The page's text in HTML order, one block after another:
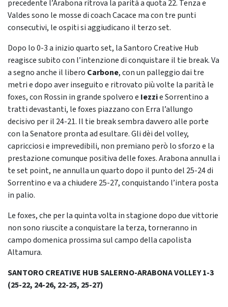
precedente l’Arabona ritrova la parità a quota 22. Tenza e
Valdes sono le mosse di coach Cacace ma con tre punti
consecutivi, le ospiti si aggiudicano il terzo set.
Dopo lo 0-3 a inizio quarto set, la Santoro Creative Hub
reagisce subito con l’intenzione di conquistare il tie break. Va
a segno anche il libero Carbone, con un palleggio dai tre
metri e dopo aver inseguito e ritrovato più volte la parità le
foxes, con Rossin in grande spolvero e Iezzie Sorrentino a
tratti devastanti, le foxes piazzano con Erra l’allungo
decisivo per il 24-21. Il tie break sembra davvero alle porte
con la Senatore pronta ad esultare. Gli dèi del volley,
capricciosi e imprevedibili, non premiano però lo sforzo e la
prestazione comunque positiva delle foxes. Arabona annulla i
te set point, ne annulla un quarto dopo il punto del 25-24 di
Sorrentino e va a chiudere 25-27, conquistando l’intera posta
in palio.
Le foxes, che per la quinta volta in stagione dopo due vittorie
non sono riuscite a conquistare la terza, torneranno in
campo domenica prossima sul campo della capolista
Altamura.
SANTORO CREATIVE HUB SALERNO-ARABONA VOLLEY 1-3
(25-22, 24-26, 22-25, 25-27)